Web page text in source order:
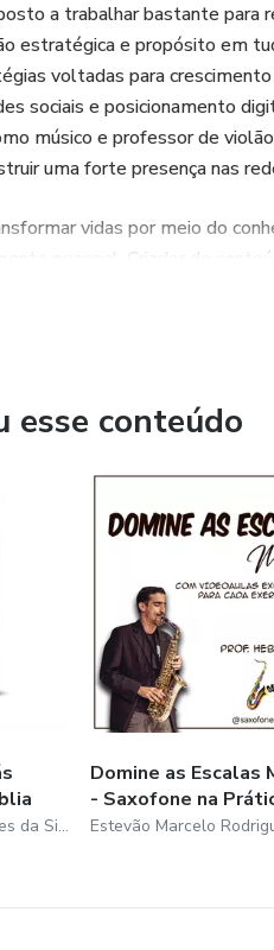
a trabalhar bastante para
estratégica e propósito em
voltadas para crescimento
sociais e posicionamento
músico e professor de
uma forte presença nas
vidas por meio do
pessoal. Criador de
on-line, busco combinar
esse conteúdo
Estevão Marcelo Rodrigues da Silva
Domine as Escalas
- Saxofone na